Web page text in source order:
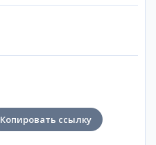
Копировать ссылку